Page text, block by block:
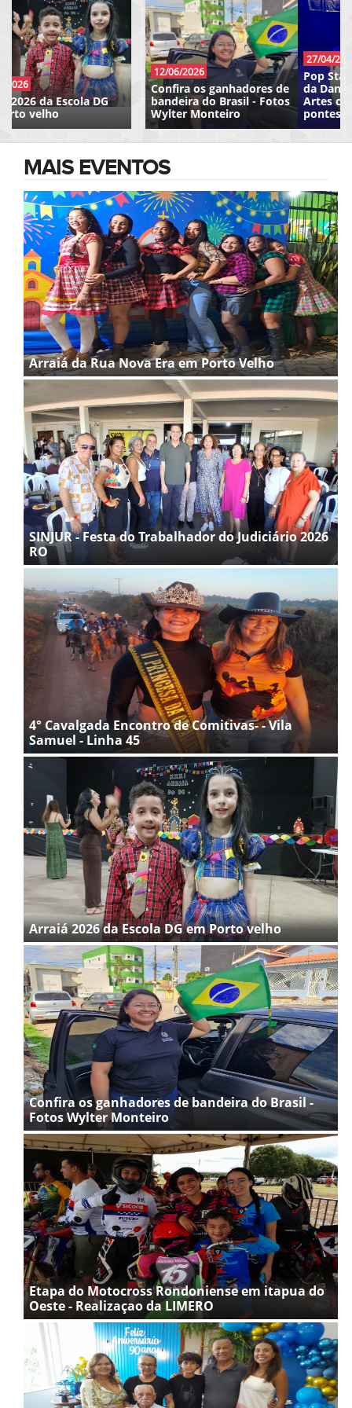
27/04/2026
Pop Star Belly Dance - Dia
da Danca no Teatro Belas
Artes com nucleo Cristina
pontes
27/04/2026
OAB - Cafe da manha com
a imprensa
MAIS EVENTOS
Arraiá da Rua Nova Era em Porto Velho
SINJUR - Festa do Trabalhador do Judiciário 2026
RO
4° Cavalgada Encontro de Comitivas- - Vila
Samuel - Linha 45
Arraiá 2026 da Escola DG em Porto velho
Confira os ganhadores de bandeira do Brasil -
Fotos Wylter Monteiro
Etapa do Motocross Rondoniense em itapua do
Oeste - Realizaçao da LIMERO